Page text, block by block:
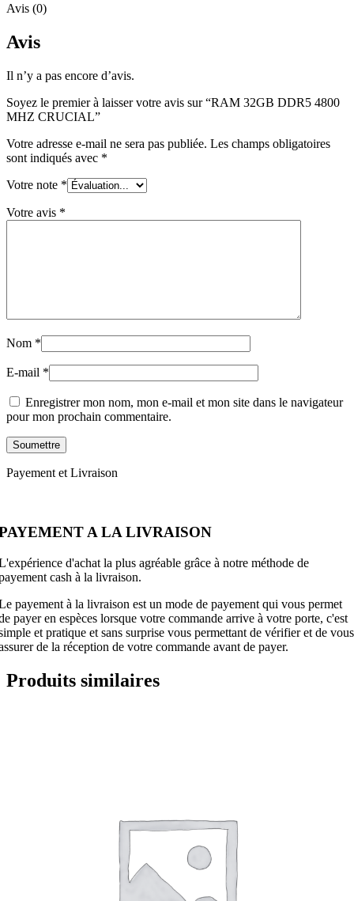
Avis (0)
Avis
Il n’y a pas encore d’avis.
Soyez le premier à laisser votre avis sur “RAM 32GB DDR5 4800
MHZ CRUCIAL”
Votre adresse e-mail ne sera pas publiée. Les champs obligatoires
sont indiqués avec *
Votre note *
Votre avis *
Nom *
E-mail *
Enregistrer mon nom, mon e-mail et mon site dans le navigateur
pour mon prochain commentaire.
Payement et Livraison
A LA LIVRAISON
d'achat la plus agréable grâce à notre méthode de
cash à la livraison.
payement à la livraison est un mode de payement qui vous permet
payer en espèces lorsque votre commande arrive à votre porte, c'est
et pratique et sans surprise vous permettant de vérifier et de vous
de la réception de votre commande avant de payer.
Produits similaires